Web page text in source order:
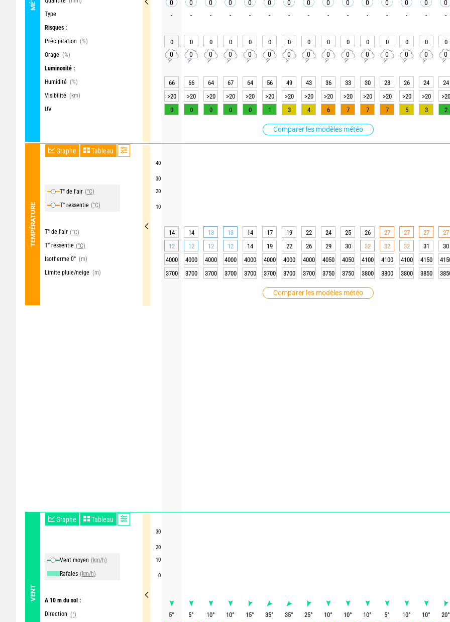
Type
Risques :
Précipitation (%)
Orage (%)
Luminosité :
Humidité (%)
Visibilité (km)
UV
Comparer les modèles météo
TEMPÉRATURE
Graphe Tableau
T° de l'air (°C)
T° ressentie (°C)
T° de l'air (°C)
T° ressentie (°C)
Isotherme 0° (m)
Limite pluie/neige (m)
Comparer les modèles météo
VENT
Graphe Tableau
Vent moyen (km/h)
Rafales (km/h)
A 10 m du sol :
Direction (°)
40
30
20
10
30
20
10
0
0 0 0 0 0 0 0 0 0 0 0 0 0 0 0
- - - - - - - - - - - - - - -
0 0 0 0 0 0 0 0 0 0 0 0 0 0 0
0 0 0 0 0 0 0 0 0 0 0 0 0 0 0
66 66 64 67 64 56 49 43 36 33 30 28 26 24 24
>20
>20 >20 >20 >20 >20 >20 >20 >20 >20 >20 >20 >20 >20 >20
0
0 0 0 0 1 3 4 6 7 7 7 5 3 2
14 14 13 13 14 17 19 22 24 25 26 27 27 27 27
12
12 12 12 14 19 22 26 29 30 32 32 32 31 30
4000
4000 4000 4000 4000 4000 4000 4000 4050 4050 4100 4100 4100 4150
3700
3700 3700 3700 3700 3700 3700 3700 3750 3750 3800 3800 3800 3850
5° 5° 10° 10° 15° 35° 35° 25° 10° 10° 10° 5° 10° 10° 20°